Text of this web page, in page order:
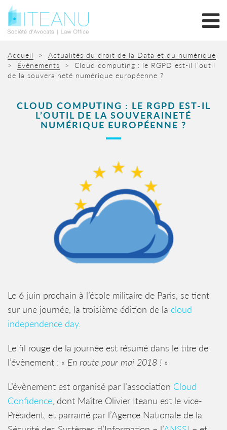
Accueil > Actualités du droit de la Data et du numérique
> Événements > Cloud computing : le RGPD est-il l’outil
de la souveraineté numérique européenne ?
CLOUD COMPUTING : LE RGPD EST-IL
L’OUTIL DE LA SOUVERAINETÉ
NUMÉRIQUE EUROPÉENNE ?
Le 6 juin prochain à l’école militaire de Paris, se tient
sur une journée, la troisième édition de la cloud
independence day.
Le fil rouge de la journée est résumé dans le titre de
l’évènement : « En route pour mai 2018 ! »
L’évènement est organisé par l’association Cloud
Confidence , dont Maître Olivier Iteanu est le vice-
Président, et parrainé par l’Agence Nationale de la